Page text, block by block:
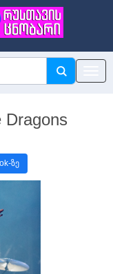
ზე